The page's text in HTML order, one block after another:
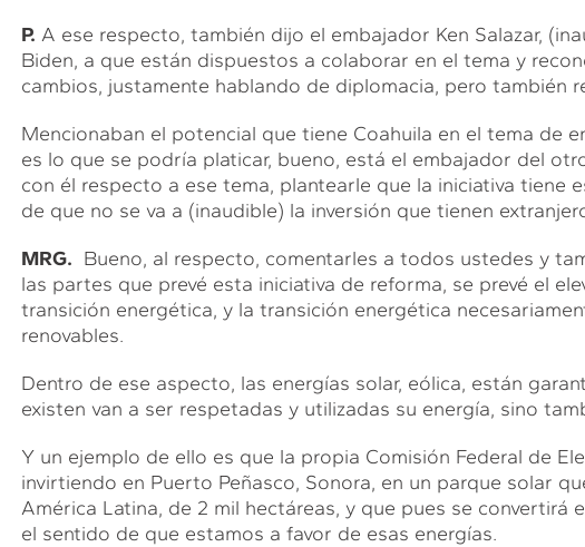
P. A ese respecto, también dijo el embajador Ken Salazar,
Biden, a que están dispuestos a colaborar en el tema y
cambios, justamente hablando de diplomacia, pero también
Mencionaban el potencial que tiene Coahuila en el tema de
es lo que se podría platicar, bueno, está el embajador del
con él respecto a ese tema, plantearle que la iniciativa tiene
de que no se va a (inaudible) la inversión que tienen
MRG. Bueno, al respecto, comentarles a todos ustedes y
las partes que prevé esta iniciativa de reforma, se prevé el
transición energética, y la transición energética
renovables.
Dentro de ese aspecto, las energías solar, eólica, están
existen van a ser respetadas y utilizadas su energía, sino
Y un ejemplo de ello es que la propia Comisión Federal de
invirtiendo en Puerto Peñasco, Sonora, en un parque solar
América Latina, de 2 mil hectáreas, y que pues se convertirá
el sentido de que estamos a favor de esas energías.